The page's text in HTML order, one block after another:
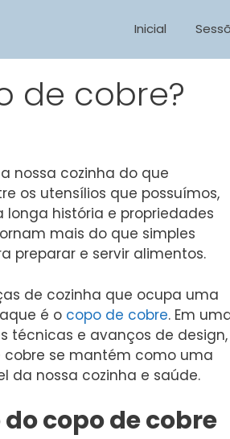
Inicial
de cobre?
nossa cozinha do que
os utensílios que possuímos,
história e propriedades
mais do que simples
preparar e servir alimentos.
de cozinha que ocupa uma
é o copo de cobre. Em
técnicas e avanços de
cobre se mantém como uma
da nossa cozinha e saúde.
copo de cobre